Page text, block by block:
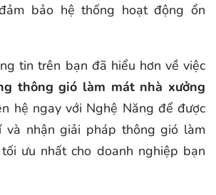
bảo hệ thống hoạt động ổn
tin trên bạn đã hiểu hơn về việc
thông gió làm mát nhà xưởng
hệ ngay với Nghệ Năng để được
và nhận giải pháp thông gió làm
ưu nhất cho doanh nghiệp bạn